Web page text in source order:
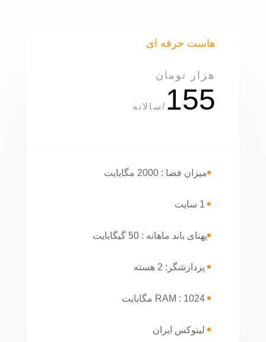
هاست حرفه ای
هزار تومان
155
/سالانه
میزان فضا : 2000 مگابایت
1 سایت
پهنای باند ماهانه : 50 گیگابایت
پردازشگر: 2 هسته
RAM : 1024 مگابایت
لینوکس ایران